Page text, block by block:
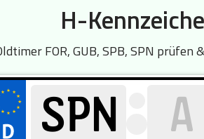
H-
FOR, GUB, SPB, SPN